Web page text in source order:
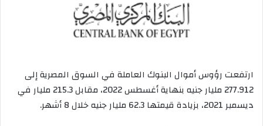
ل
ر
و
ن
ارتفعت رؤوس أموال البنوك العاملة في السوق المصرية إلى
277.912 مليار جنيه بنهاية أغسطس 2022، مقابل 215.3 مليار في
ديسمبر 2021، بزيادة قيمتها 62.3 مليار جنيه خلال 8 أشهر.